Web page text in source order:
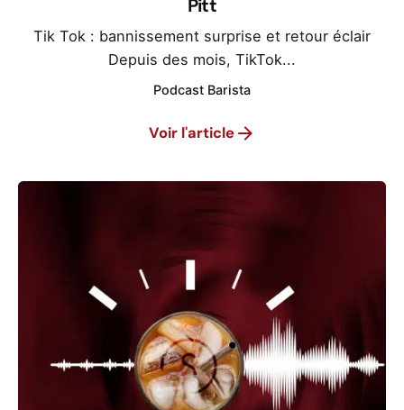
Pitt
Tik Tok : bannissement surprise et retour éclair
Depuis des mois, TikTok...
Podcast Barista
Voir l'article